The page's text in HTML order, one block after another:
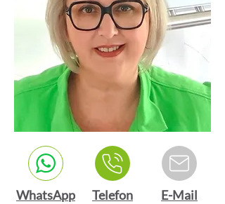
WhatsApp Telefon E-Mail